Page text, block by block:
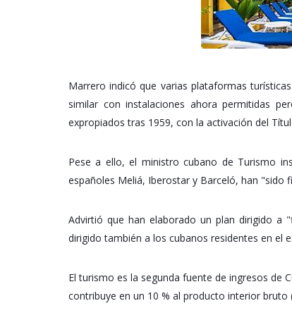
Marrero indicó que varias plataformas
similar con instalaciones ahora permitidas
expropiados tras 1959, con la activación del
Pese a ello, el ministro cubano de Turismo
españoles Meliá, Iberostar y Barceló, han "sido
Advirtió que han elaborado un plan dirigido a
dirigido también a los cubanos residentes en el
El turismo es la segunda fuente de ingresos de
contribuye en un 10 % al producto interior